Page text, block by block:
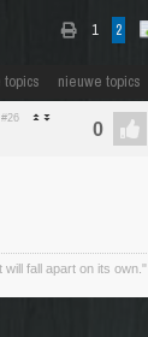
1 2
topics nieuwe topics
#26
fall apart on its own."